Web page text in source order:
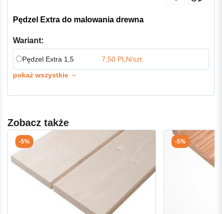
Pędzel Extra do malowania drewna
Wariant:
Pędzel Extra 1,5
7,50 PLN/szt.
pokaż wszystkie
Zobacz także
-5% -5%